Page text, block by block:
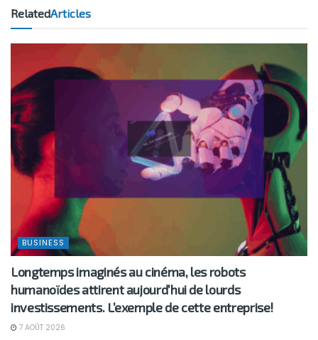
RelatedArticles
BUSINESS
Longtemps imaginés au cinéma, les robots
humanoïdes attirent aujourd’hui de lourds
investissements. L’exemple de cette entreprise!
7 AOÛT 2026